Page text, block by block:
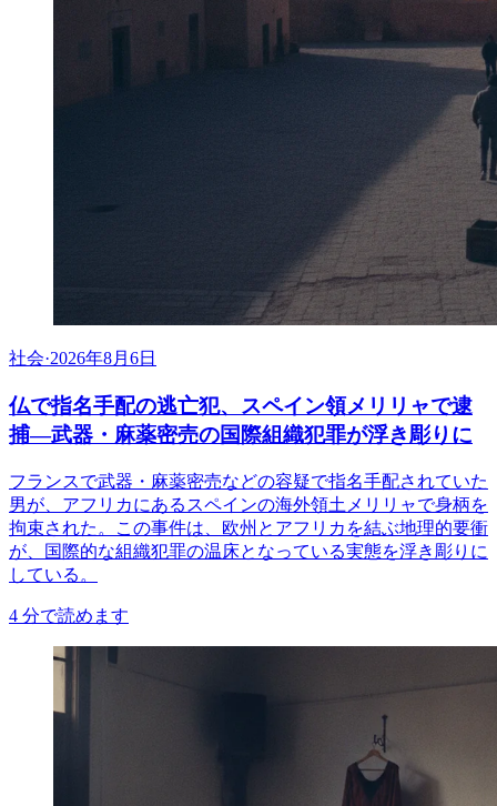
社会·2026年8月6日
仏で指名手配の逃亡犯、スペイン領メリリャで逮
捕―武器・麻薬密売の国際組織犯罪が浮き彫りに
フランスで武器・麻薬密売などの容疑で指名手配されていた
男が、アフリカにあるスペインの海外領土メリリャで身柄を
拘束された。この事件は、欧州とアフリカを結ぶ地理的要衝
が、国際的な組織犯罪の温床となっている実態を浮き彫りに
している。
4 分で読めます